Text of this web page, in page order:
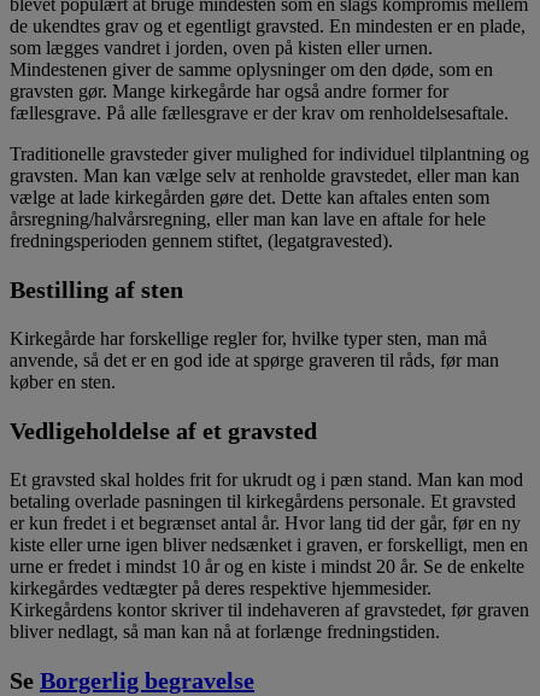
blevet populært at bruge mindesten som en slags kompromis mellem
de ukendtes grav og et egentligt gravsted. En mindesten er en plade,
som lægges vandret i jorden, oven på kisten eller urnen.
Mindestenen giver de samme oplysninger om den døde, som en
gravsten gør. Mange kirkegårde har også andre former for
fællesgrave. På alle fællesgrave er der krav om renholdelsesaftale.
Traditionelle gravsteder giver mulighed for individuel tilplantning og
gravsten. Man kan vælge selv at renholde gravstedet, eller man kan
vælge at lade kirkegården gøre det. Dette kan aftales enten som
årsregning/halvårsregning, eller man kan lave en aftale for hele
fredningsperioden gennem stiftet, (legatgravested).
Bestilling af sten
Kirkegårde har forskellige regler for, hvilke typer sten, man må
anvende, så det er en god ide at spørge graveren til råds, før man
køber en sten.
Vedligeholdelse af et gravsted
Et gravsted skal holdes frit for ukrudt og i pæn stand. Man kan mod
betaling overlade pasningen til kirkegårdens personale. Et gravsted
er kun fredet i et begrænset antal år. Hvor lang tid der går, før en ny
kiste eller urne igen bliver nedsænket i graven, er forskelligt, men en
urne er fredet i mindst 10 år og en kiste i mindst 20 år. Se de enkelte
kirkegårdes vedtægter på deres respektive hjemmesider.
Kirkegårdens kontor skriver til indehaveren af gravstedet, før graven
bliver nedlagt, så man kan nå at forlænge fredningstiden.
Se Borgerlig begravelse